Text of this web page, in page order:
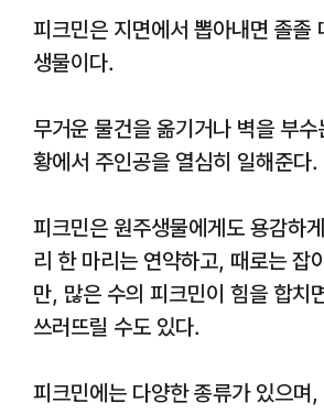
피크민은 지면에서 뽑아내면 졸졸
생물이다.
무거운 물건을 옮기거나 벽을 부
황에서 주인공을 열심히 일해준다.
피크민은 원주생물에게도 용감하
리 한 마리는 연약하고, 때로는 잡
만, 많은 수의 피크민이 힘을 합치
쓰러뜨릴 수도 있다.
피크민에는 다양한 종류가 있으며,